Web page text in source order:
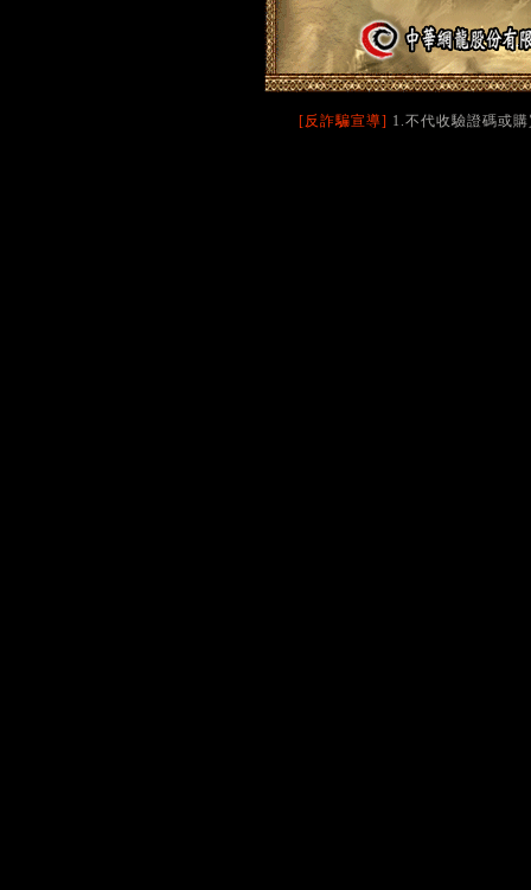
[反詐騙宣導] 1.不代收驗證碼或